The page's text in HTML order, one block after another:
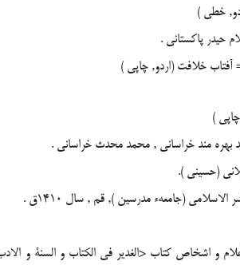
حيدر پاكستانى .
خلافت (اردو, چاپى )
بهره مند خراسانى , محمد محدث خراسانى .
(حسينى ).
(جامعهء مدرسين ), قم , سال 1410ق .
و اشخاص كتاب <الغدير فى الكتاب و السنة و